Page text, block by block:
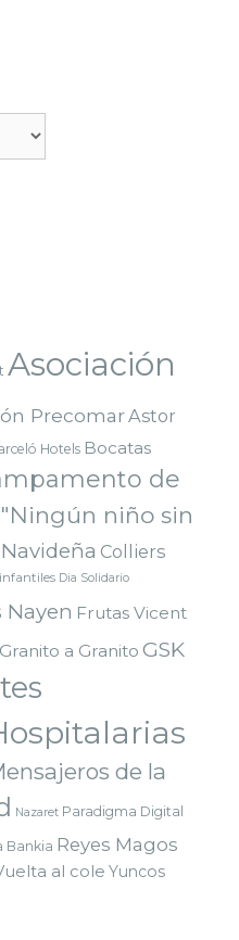
Asociación
PrecomarAstor
Hotels Bocatas
de
niño sin
Colliers
Dia Solidario
Nayen Frutas Vicent
Granito a Granito GSK
de la
Nazaret Paradigma Digital
Bankia Reyes Magos
al cole Yuncos